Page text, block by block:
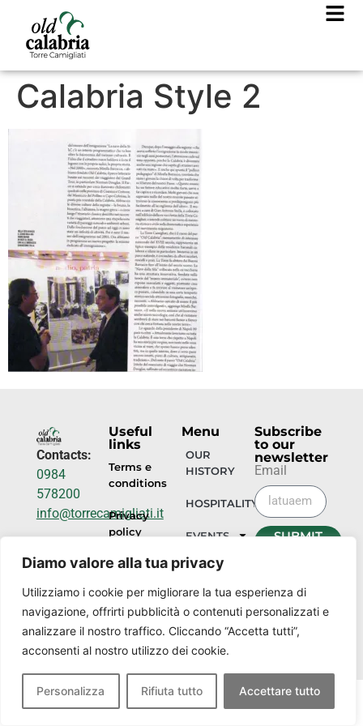
Diamo valore alla tua privacy
Utilizziamo i cookie per migliorare la tua esperienza di
navigazione, offrirti pubblicità o contenuti personalizzati e
analizzare il nostro traffico. Cliccando “Accetta tutti”,
acconsenti al nostro utilizzo dei cookie.
Personalizza Rifiuta tutto Accettare tutto
Calabria Style 2
Contacts:
0984
578200
info@torrecamigliati.it
Camigliati,
Silano CS
Useful
links
Terms e
conditions
Privacy
policy
Menu
OUR
HISTORY
HOSPITALITY
EVENTS
OUR
Subscribe
to our
newsletter
Email
SUBMIT